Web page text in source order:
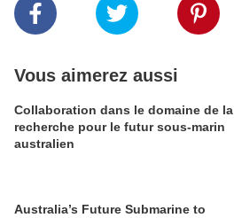
Vous aimerez aussi
Collaboration dans le domaine de la
recherche pour le futur sous-marin
australien
Australia’s Future Submarine to